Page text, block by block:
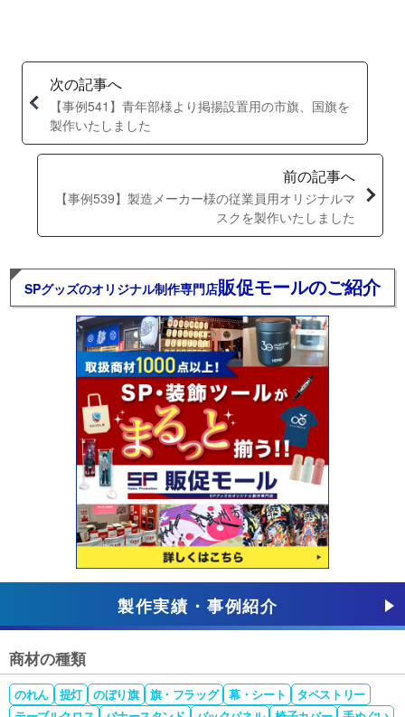
次の記事へ
【事例541】青年部様より掲揚設置用の市旗、国旗を
製作いたしました
前の記事へ
【事例539】製造メーカー様の従業員用オリジナルマ
スクを製作いたしました
SPグッズのオリジナル制作専門店販促モールのご紹介
製作実績・事例紹介
商材の種類
のれん 提灯 のぼり旗 旗・フラッグ 幕・シート
タペストリー